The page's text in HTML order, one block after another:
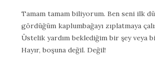
Tamam tamam biliyorum. Ben seni ilk
gördüğüm kaplumbağayı zıplatmaya
Üstelik yardım beklediğim bir şey veya
Hayır, boşuna değil. Değil!